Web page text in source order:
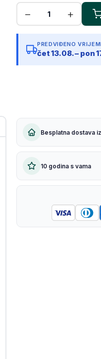
PREDVIĐENO
čet 13.08. – pon
Besplatna dostava
10 godina s vama